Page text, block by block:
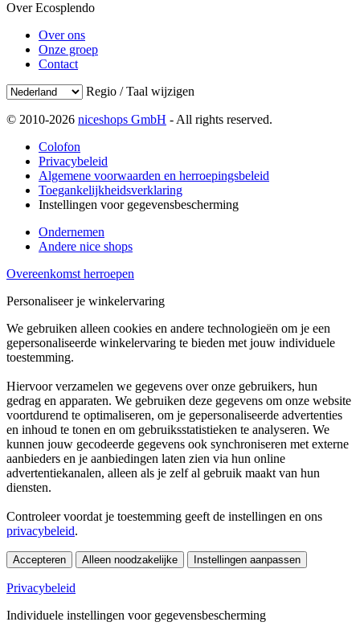
Over Ecosplendo
Over ons
Onze groep
Contact
Regio / Taal wijzigen
© 2010-2026 niceshops GmbH - All rights reserved.
Colofon
Privacybeleid
Algemene voorwaarden en herroepingsbeleid
Toegankelijkheidsverklaring
Instellingen voor gegevensbescherming
Ondernemen
Andere nice shops
Overeenkomst herroepen
Personaliseer je winkelervaring
We gebruiken alleen cookies en andere technologieën om je een
gepersonaliseerde winkelervaring te bieden met jouw individuele
toestemming.
Hiervoor verzamelen we gegevens over onze gebruikers, hun
gedrag en apparaten. We gebruiken deze gegevens om onze website
voortdurend te optimaliseren, om je gepersonaliseerde advertenties
en inhoud te tonen en om gebruiksstatistieken te analyseren. We
kunnen jouw gecodeerde gegevens ook synchroniseren met externe
aanbieders en je aanbiedingen laten zien via hun online
advertentiekanalen, alleen als je zelf al gebruik maakt van hun
diensten.
Controleer voordat je toestemming geeft de instellingen en ons
privacybeleid.
Accepteren Alleen noodzakelijke Instellingen aanpassen
Privacybeleid
Individuele instellingen voor gegevensbescherming